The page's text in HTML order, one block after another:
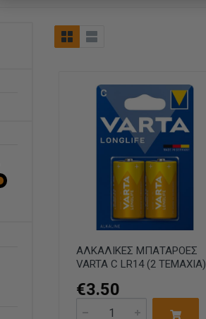
ΑΛΚΑΛΙΚΕΣ ΜΠΑΤΑΡΟΕΣ
VARTA C LR14 (2 TEMAXIA)
€3.50